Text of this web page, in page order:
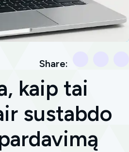
Share:
kaip tai
sustabdo